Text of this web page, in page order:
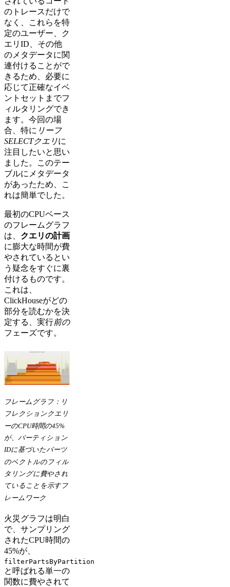
のトレースだけで
なく、これらを特
定のユーザー、ク
エリID、その他
のメタデータに関
連付けることがで
きるため、必要に
応じて正確なイベ
ントセットまでフ
ィルタリングでき
ます。今回の場
合、特に リーフ
SELECTクエリに
注目したいと思い
ました。このテー
ブルにメタデータ
があったため、こ
れは簡単でした。
最初のCPUベース
のフレームグラフ
は、 クエリの計画
に膨大な時間が費
やされているとい
う疑念をすぐに裏
付けるものです。
これは、
ClickHouseがどの
部分を読むかを決
定する、実行前の
フェーズです。
フレームグラフ：リ
フレクションクエリ
ーのCPU時間の45%
が、パーティション
IDに基づいたパーツ
のベクトルのフィル
タリングに費やされ
ていることを示すフ
レームワーク
火災グラフは明白
で、サンプリング
されたCPU時間の
45%が、
filterPartsByPartition
と呼ばれる単一の
関数に費やされて